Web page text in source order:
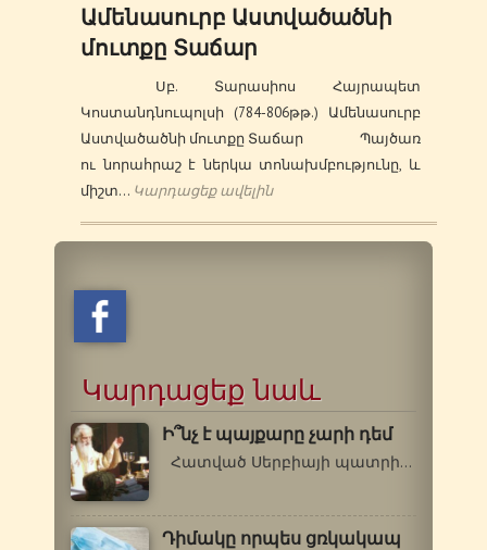
Ամենասուրբ Աստվածածնի
մուտքը Տաճար
Սբ. Տարասիոս Հայրապետ
Կոստանդնուպոլսի (784-806թթ.) Ամենասուրբ
Աստվածածնի մուտքը Տաճար Պայծառ
ու նորահրաշ է ներկա տոնախմբությունը, և
միշտ… Կարդացեք ավելին
Կարդացեք նաև
Ի՞նչ է պայքարը չարի դեմ
Հատված Սերբիայի պատրիարք Պավելի…
Դիմակը որպես ցռկակապ